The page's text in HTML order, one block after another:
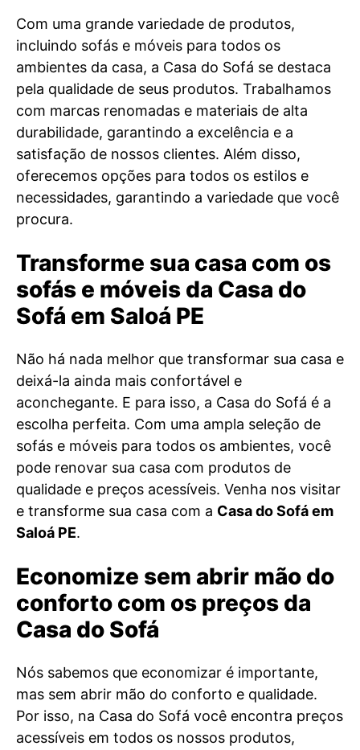
Com uma grande variedade de produtos,
incluindo sofás e móveis para todos os
ambientes da casa, a Casa do Sofá se destaca
pela qualidade de seus produtos. Trabalhamos
com marcas renomadas e materiais de alta
durabilidade, garantindo a excelência e a
satisfação de nossos clientes. Além disso,
oferecemos opções para todos os estilos e
necessidades, garantindo a variedade que você
procura.
Transforme sua casa com os
sofás e móveis da Casa do
Sofá em Saloá PE
Não há nada melhor que transformar sua casa e
deixá-la ainda mais confortável e
aconchegante. E para isso, a Casa do Sofá é a
escolha perfeita. Com uma ampla seleção de
sofás e móveis para todos os ambientes, você
pode renovar sua casa com produtos de
qualidade e preços acessíveis. Venha nos visitar
e transforme sua casa com a Casa do Sofá em
Saloá PE.
Economize sem abrir mão do
conforto com os preços da
Casa do Sofá
Nós sabemos que economizar é importante,
mas sem abrir mão do conforto e qualidade.
Por isso, na Casa do Sofá você encontra preços
acessíveis em todos os nossos produtos,